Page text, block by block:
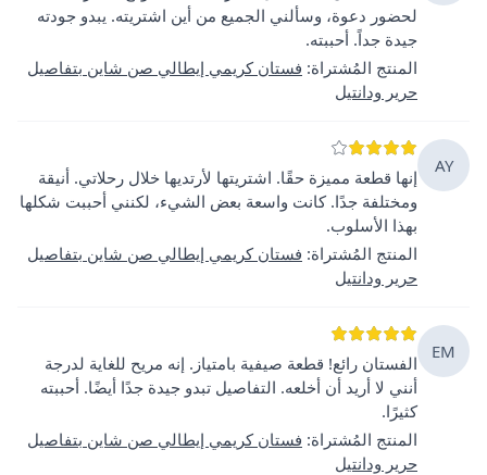
لحضور دعوة، وسألني الجميع من أين اشتريته. يبدو جودته
جيدة جداً. أحببته.
المنتج المُشتراة: فستان كريمي إيطالي صن شاين بتفاصيل
حرير ودانتيل
AY
إنها قطعة مميزة حقًا. اشتريتها لأرتديها خلال رحلاتي. أنيقة
ومختلفة جدًا. كانت واسعة بعض الشيء، لكنني أحببت شكلها
بهذا الأسلوب.
المنتج المُشتراة: فستان كريمي إيطالي صن شاين بتفاصيل
حرير ودانتيل
EM
الفستان رائع! قطعة صيفية بامتياز. إنه مريح للغاية لدرجة
أنني لا أريد أن أخلعه. التفاصيل تبدو جيدة جدًا أيضًا. أحببته
كثيرًا.
المنتج المُشتراة: فستان كريمي إيطالي صن شاين بتفاصيل
حرير ودانتيل